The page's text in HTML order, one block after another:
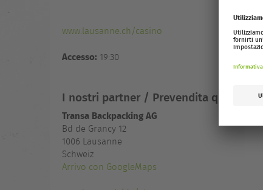
www.lausanne.ch/casino
Accesso: 19:30
I nostri partner / Prevendita qui
Transa Backpacking AG
Bd de Grancy 12
1006 Lausanne
Schweiz
Arrivo con GoogleMaps